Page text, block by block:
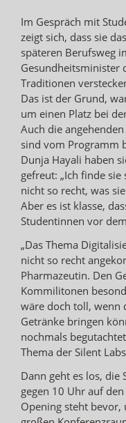
Im Gespräch mit
zeigt sich, dass sie
späteren Berufsweg
Gesundheitsminister
Traditionen
Das ist der Grund,
um einen Platz bei
Auch die
sind vom Programm
Dunja Hayali haben
gefreut: „Ich finde
nicht so recht, was
Aber es ist klasse,
Studentinnen vor
„Das Thema
nicht so recht
Pharmazeutin. Den
Kommilitonen
wäre doch toll, wenn
Getränke bringen
nochmals
Thema der Silent
Dann geht es los, die
gegen 10 Uhr auf
Opening steht bevor,